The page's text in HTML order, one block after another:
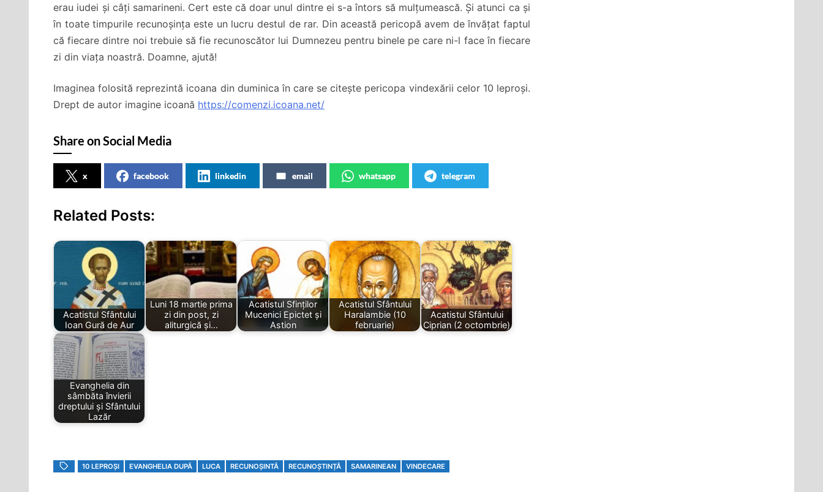
erau iudei și câți samarineni. Cert este că doar unul dintre ei s-a întors să mulțumească. Și atunci ca și
în toate timpurile recunoșința este un lucru destul de rar. Din această pericopă avem de învățat faptul
că fiecare dintre noi trebuie să fie recunoscător lui Dumnezeu pentru binele pe care ni-l face în fiecare
zi din viața noastră. Doamne, ajută!
Imaginea folosită reprezintă icoana din duminica în care se citește pericopa vindexării celor 10 leproși.
Drept de autor imagine icoană https://comenzi.icoana.net/
Share on Social Media
x facebook linkedin email whatsapp telegram
Related Posts:
Acatistul Sfântului
Ioan Gură de Aur
Luni 18 martie prima
zi din post, zi
aliturgică și…
Acatistul Sfinților
Mucenici Epictet și
Astion
Acatistul Sfântului
Haralambie (10
februarie)
Acatistul Sfântului
Ciprian (2 octombrie)
Evanghelia din
sâmbăta învierii
dreptului și Sfântului
Lazăr
10 LEPROȘI EVANGHELIA DUPĂ LUCA RECUNOȘINTĂ RECUNOȘTINȚĂ SAMARINEAN VINDECARE